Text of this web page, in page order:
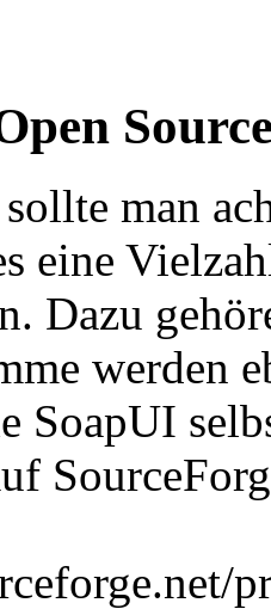
man
eine
Dazu
werden
SoapUI